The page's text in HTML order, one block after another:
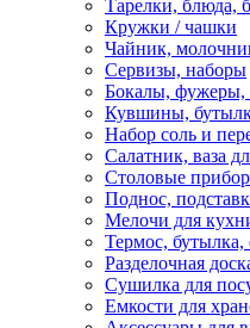
Тарелки, блюда,
Кружки / чашки
Чайник,
Сервизы, наборы
Бокалы, фужеры,
Кувшины,
Набор соль и
Салатник, ваза
Столовые
Поднос,
Мелочи для
Термос, бутылка,
Разделочная
Сушилка для
Емкости для